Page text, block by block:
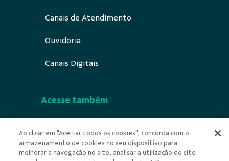
Canais de Atendimento
Ouvidoria
Canais Digitais
Acesse também
Indícios de Ilicitude
Ao clicar em "Aceitar todos os cookies", concorda com o
armazenamento de cookies no seu dispositivo para
melhorar a navegação no site, analisar a utilização do site